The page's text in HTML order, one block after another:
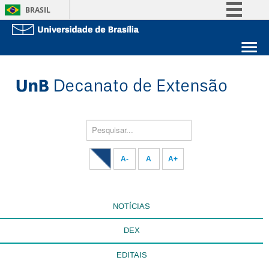
BRASIL
Acesso à informação
Estude na UnB
Pesquisar...
A- A A+
NOTÍCIAS
DEX
EDITAIS